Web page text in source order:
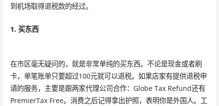
到机场取得退税款的经过。
1. 买东西
在市区毫无疑问的，就是非常单纯的买东西。不论是现金或者刷
卡，单笔账单只要超过100元就可以退税。如果店家有提供退税申
请的服务，主要是跟两家代理公司合作：Globe Tax Refund还有
PremierTax Free。消费之后记得拿出护照，表明你是外国人。工